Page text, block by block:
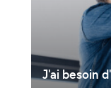
J'ai besoin